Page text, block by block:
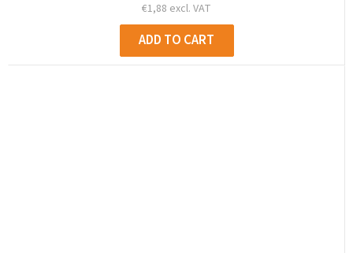
€1,88 excl. VAT
ADD TO CART